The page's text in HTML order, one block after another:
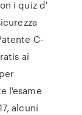
i quiz d'
C-
ai
l'esame
alcuni